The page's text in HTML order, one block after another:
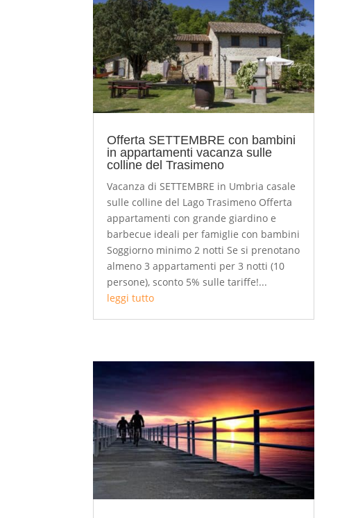
Offerta SETTEMBRE con bambini
in appartamenti vacanza sulle
colline del Trasimeno
Vacanza di SETTEMBRE in Umbria casale
sulle colline del Lago Trasimeno Offerta
appartamenti con grande giardino e
barbecue ideali per famiglie con bambini
Soggiorno minimo 2 notti Se si prenotano
almeno 3 appartamenti per 3 notti (10
persone), sconto 5% sulle tariffe!...
leggi tutto